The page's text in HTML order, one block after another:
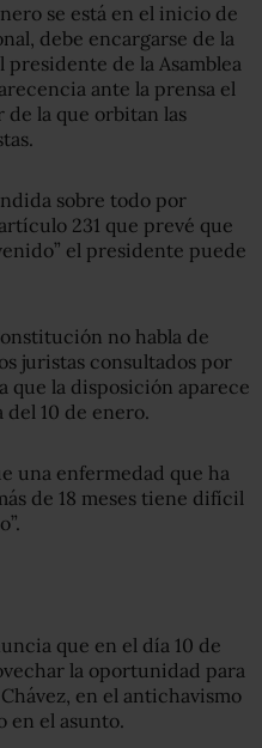
se está en el inicio de
debe encargarse de la
de la Asamblea
ante la prensa el
la que orbitan las
sobre todo por
231 que prevé que
el presidente puede
no habla de
juristas consultados por
que la disposición aparece
del 10 de enero.
una enfermedad que ha
de 18 meses tiene difícil
que en el día 10 de
la oportunidad para
en el antichavismo
en el asunto.